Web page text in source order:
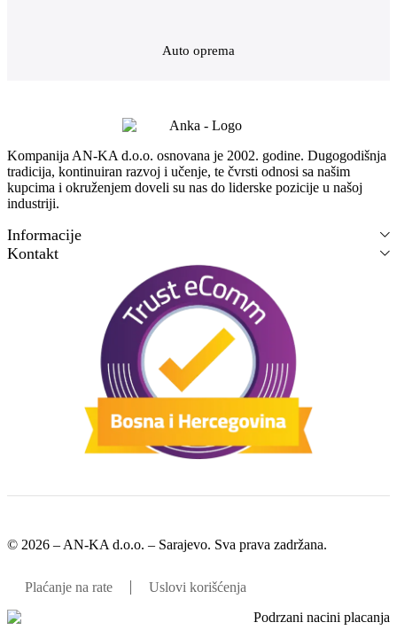
Auto oprema
Kompanija AN-KA d.o.o. osnovana je 2002. godine. Dugogodišnja
tradicija, kontinuiran razvoj i učenje, te čvrsti odnosi sa našim
kupcima i okruženjem doveli su nas do liderske pozicije u našoj
industriji.
Informacije
Kontakt
© 2026 – AN-KA d.o.o. – Sarajevo. Sva prava zadržana.
Plaćanje na rate Uslovi korišćenja